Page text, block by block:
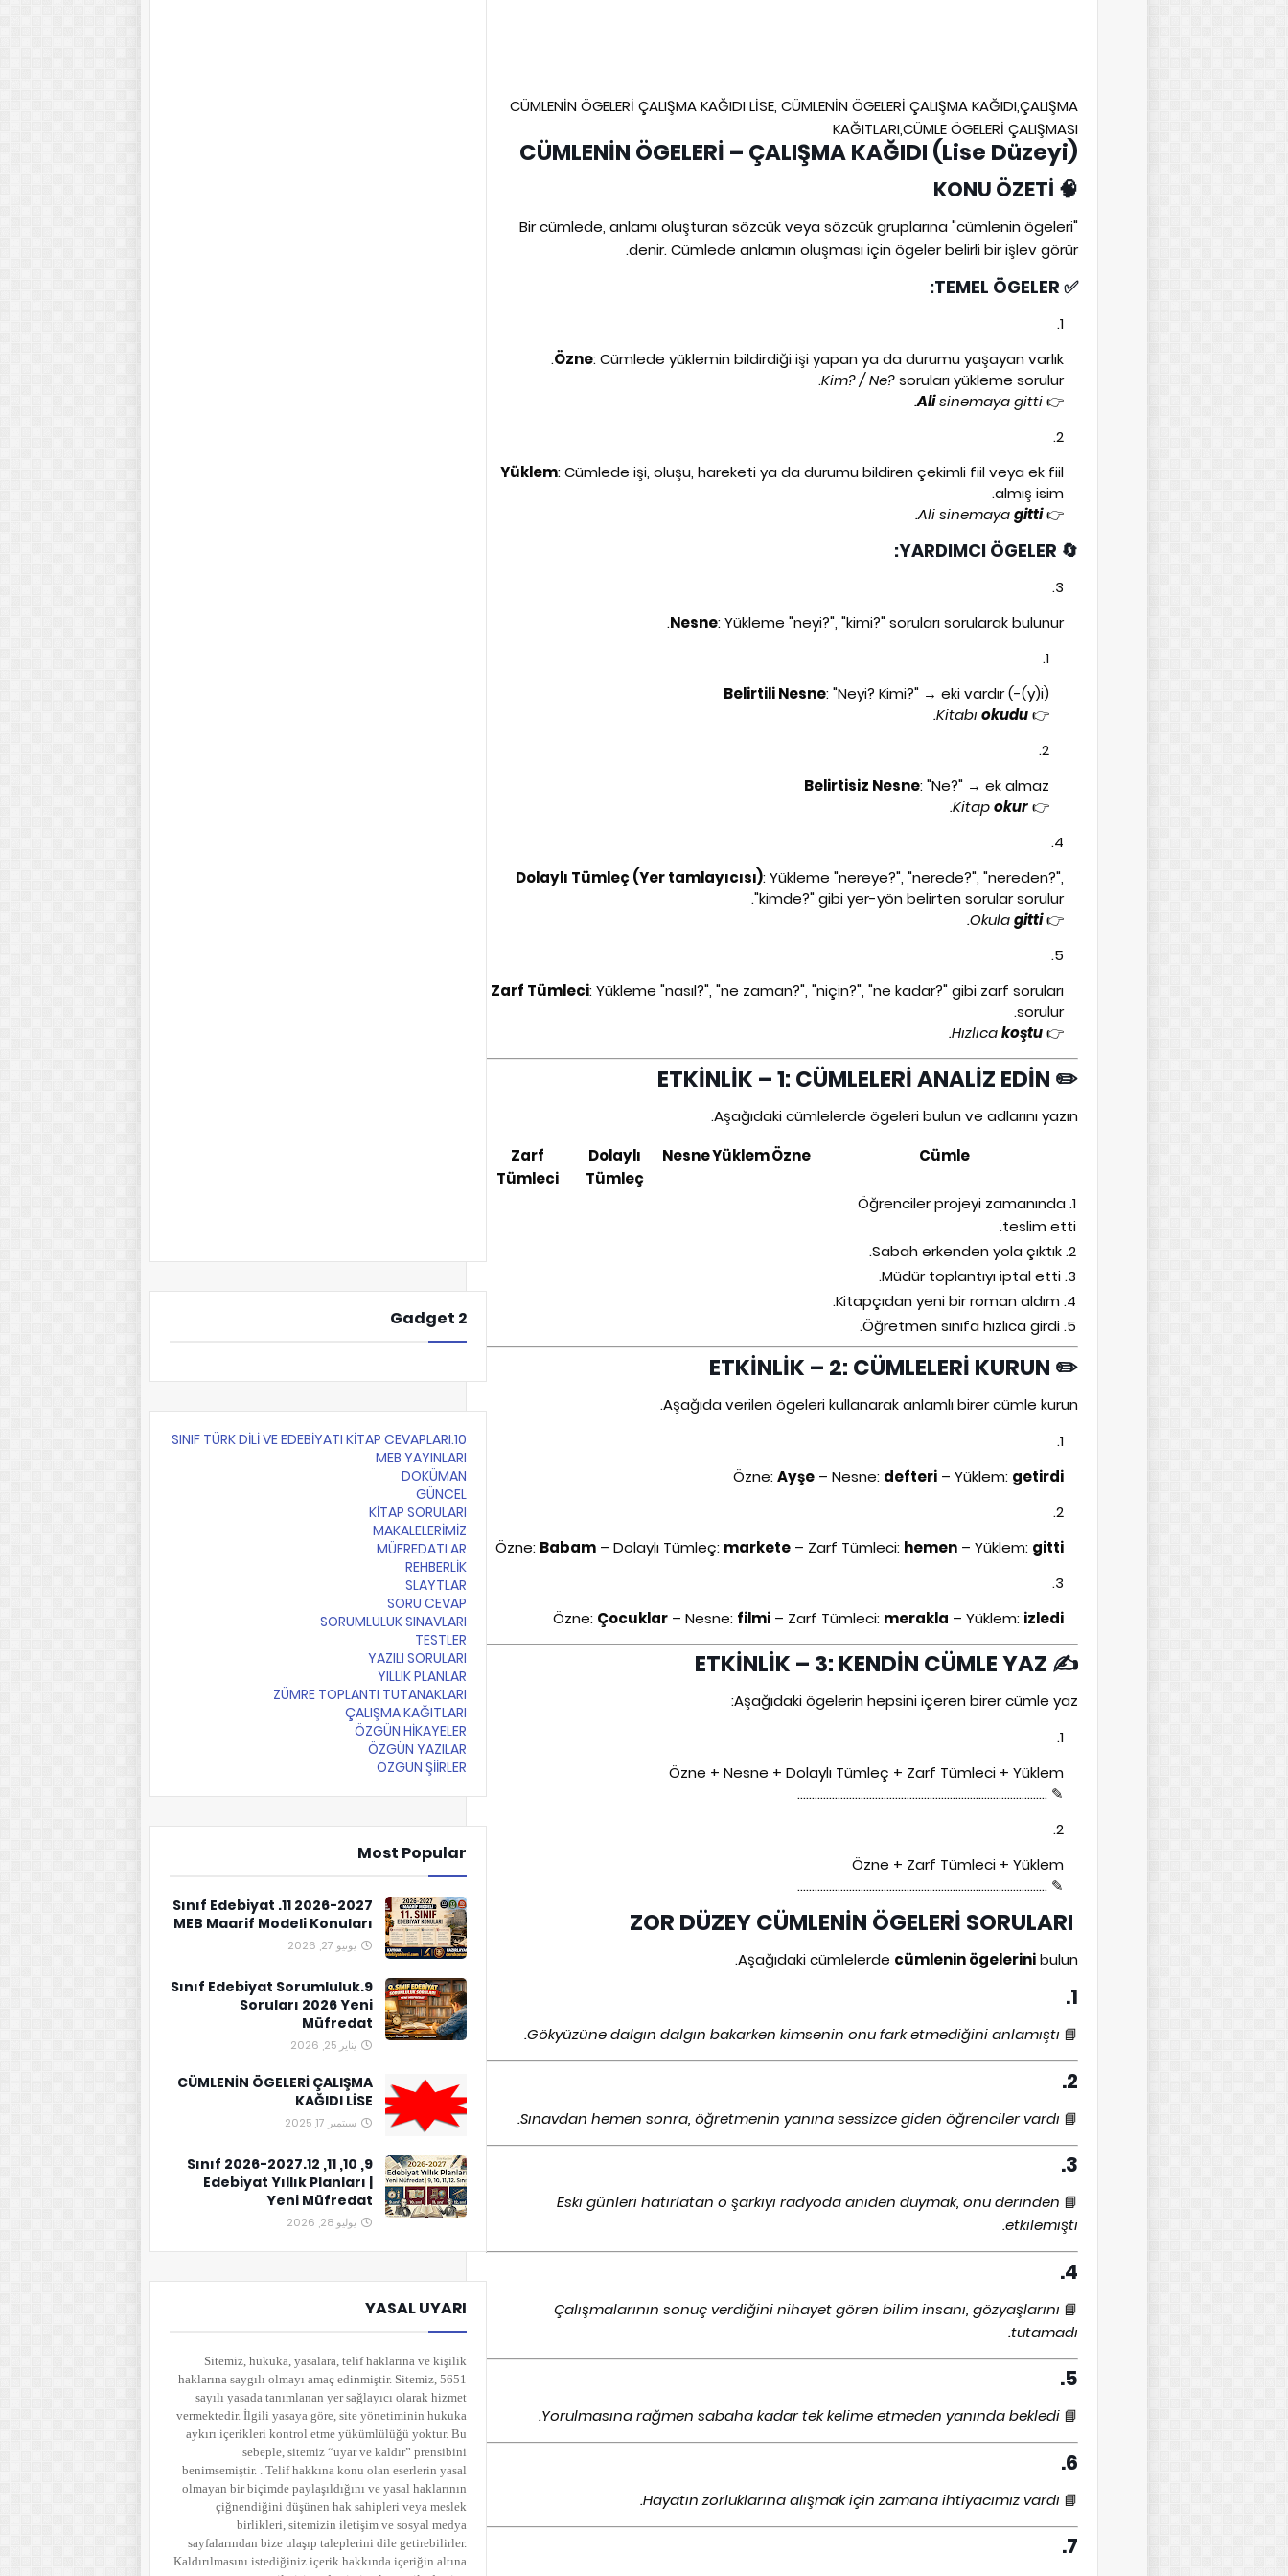
CÜMLENİN ÖGELERİ ÇALIŞMA KAĞIDI LİSE, CÜMLENİN ÖGELERİ ÇALIŞMA KAĞIDI,ÇALIŞMA
KAĞITLARI,CÜMLE ÖGELERİ ÇALIŞMASI
CÜMLENİN ÖGELERİ – ÇALIŞMA KAĞIDI (Lise Düzeyi)
🧠
KONU ÖZETİ
Bir cümlede, anlamı oluşturan sözcük veya sözcük gruplarına "cümlenin ögeleri"
denir. Cümlede anlamın oluşması için ögeler belirli bir işlev görür.
✅ TEMEL ÖGELER:
Özne: Cümlede yüklemin bildirdiği işi yapan ya da durumu yaşayan varlık.
Kim? / Ne?soruları yükleme sorulur.
👉
Alisinemaya gitti.
Yüklem: Cümlede işi, oluşu, hareketi ya da durumu bildiren çekimli fiil veya ek fiil
almış isim.
👉
Ali sinemayagitti
.
🔄 YARDIMCI ÖGELER:
Nesne: Yükleme "neyi?", "kimi?" soruları sorularak bulunur.
Belirtili Nesne: "Neyi? Kimi?" → eki vardır (-(y)i)
👉
Kitabı okudu
.
Belirtisiz Nesne: "Ne?" → ek almaz
👉
Kitapokur
.
Dolaylı Tümleç (Yer tamlayıcısı): Yükleme "nereye?", "nerede?", "nereden?",
"kimde?" gibi yer-yön belirten sorular sorulur.
👉
Okulagitti
.
Zarf Tümleci: Yükleme "nasıl?", "ne zaman?", "niçin?", "ne kadar?" gibi zarf soruları
sorulur.
👉
Hızlıcakoştu
.
✏️ ETKİNLİK – 1: CÜMLELERİ ANALİZ EDİN
Aşağıdaki cümlelerde ögeleri bulun ve adlarını yazın.
Cümle
Özne
Yüklem
Nesne
Dolaylı
Tümleç
Zarf
Tümleci
1. Öğrenciler projeyi zamanında
teslim etti.
2. Sabah erkenden yola çıktık.
3. Müdür toplantıyı iptal etti.
4. Kitapçıdan yeni bir roman aldım.
5. Öğretmen sınıfa hızlıca girdi.
✏️ ETKİNLİK – 2: CÜMLELERİ KURUN
Aşağıda verilen ögeleri kullanarak anlamlı birer cümle kurun.
Özne: Ayşe – Nesne: defteri – Yüklem: getirdi
Özne: Babam – Dolaylı Tümleç: markete – Zarf Tümleci: hemen – Yüklem: gitti
Özne: Çocuklar – Nesne: filmi – Zarf Tümleci: merakla – Yüklem: izledi
✍️ ETKİNLİK – 3: KENDİN CÜMLE YAZ
Aşağıdaki ögelerin hepsini içeren birer cümle yaz:
Özne + Nesne + Dolaylı Tümleç + Zarf Tümleci + Yüklem
✎ ……………………………………………………………………………
Özne + Zarf Tümleci + Yüklem
✎ ……………………………………………………………………………
Aşağıdaki cümlelerde cümlenin ögelerinibulun.
1.
📘
Gökyüzüne dalgın dalgın bakarken kimsenin onu fark etmediğini anlamıştı.
2.
📘
Sınavdan hemen sonra, öğretmenin yanına sessizce giden öğrenciler vardı.
3.
📘
Eski günleri hatırlatan o şarkıyı radyoda aniden duymak, onu derinden
etkilemişti.
4.
📘
Çalışmalarının sonuç verdiğini nihayet gören bilim insanı, gözyaşlarını
tutamadı.
5.
📘
Yorulmasına rağmen sabaha kadar tek kelime etmeden yanında bekledi.
6.
📘
Hayatın zorluklarına alışmak için zamana ihtiyacımız vardı.
7.
Gadget 2
10.SINIF TÜRK DİLİ VE EDEBİYATI KİTAP CEVAPLARI
MEB YAYINLARI
DOKÜMAN
GÜNCEL
KİTAP SORULARI
MAKALELERİMİZ
MÜFREDATLAR
REHBERLİK
SLAYTLAR
SORU CEVAP
SORUMLULUK SINAVLARI
TESTLER
YAZILI SORULARI
YILLIK PLANLAR
ZÜMRE TOPLANTI TUTANAKLARI
ÇALIŞMA KAĞITLARI
ÖZGÜN HİKAYELER
ÖZGÜN YAZILAR
ÖZGÜN ŞİİRLER
Most Popular
2026-2027 11. Sınıf Edebiyat
MEB Maarif Modeli Konuları
يونيو 27, 2026
9.Sınıf Edebiyat Sorumluluk
Soruları 2026 Yeni
Müfredat
يناير 25, 2026
CÜMLENİN ÖGELERİ ÇALIŞMA
KAĞIDI LİSE
سبتمبر 17, 2025
9, 10, 11, 12.Sınıf 2026-2027
Edebiyat Yıllık Planları |
Yeni Müfredat
يوليو 28, 2026
YASAL UYARI
Sitemiz, hukuka, yasalara, telif haklarına ve kişilik
haklarına saygılı olmayı amaç edinmiştir. Sitemiz, 5651
sayılı yasada tanımlanan yer sağlayıcı olarak hizmet
vermektedir. İlgili yasaya göre, site yönetiminin hukuka
aykırı içerikleri kontrol etme yükümlülüğü yoktur. Bu
sebeple, sitemiz “uyar ve kaldır” prensibini
benimsemiştir. . Telif hakkına konu olan eserlerin yasal
olmayan bir biçimde paylaşıldığını ve yasal haklarının
çiğnendiğini düşünen hak sahipleri veya meslek
birlikleri, sitemizin iletişim ve sosyal medya
sayfalarından bize ulaşıp taleplerini dile getirebilirler.
Kaldırılmasını istediğiniz içerik hakkında içeriğin altına